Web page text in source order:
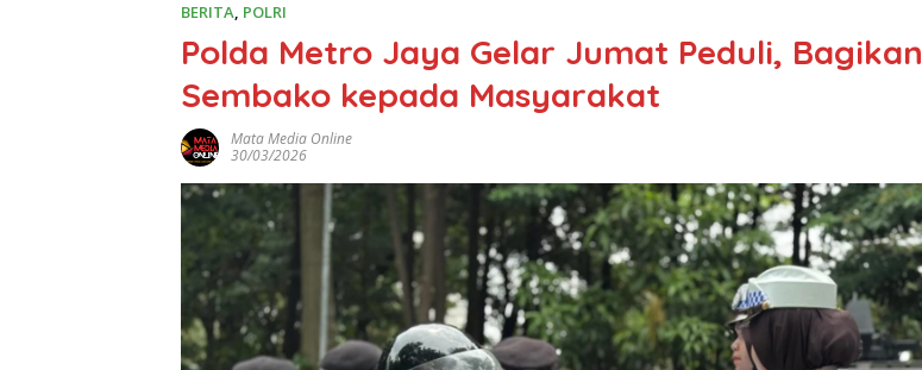
BERITA, POLRI
Polda Metro Jaya Gelar Jumat Peduli, Bagikan
Sembako kepada Masyarakat
Mata Media Online
30/03/2026